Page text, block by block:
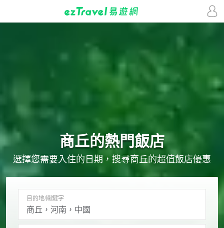
商丘的熱門飯店
選擇您需要入住的日期，搜尋商丘的超值飯店優惠
目的地/關鍵字